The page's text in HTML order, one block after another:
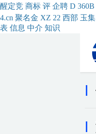
醒定竞 商标 评 企聘 D 360B
4.cn 聚名金 XZ 22 西部 玉集
表 信息 中介 知识